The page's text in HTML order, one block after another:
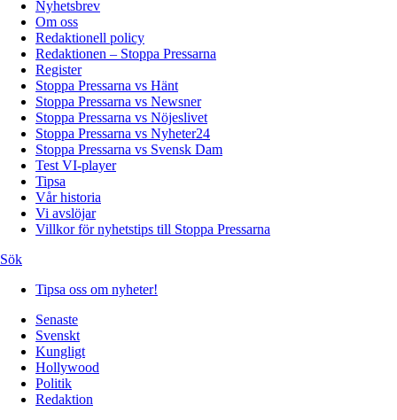
Nyhetsbrev
Om oss
Redaktionell policy
Redaktionen – Stoppa Pressarna
Register
Stoppa Pressarna vs Hänt
Stoppa Pressarna vs Newsner
Stoppa Pressarna vs Nöjeslivet
Stoppa Pressarna vs Nyheter24
Stoppa Pressarna vs Svensk Dam
Test VI-player
Tipsa
Vår historia
Vi avslöjar
Villkor för nyhetstips till Stoppa Pressarna
Sök
Tipsa oss om nyheter!
Senaste
Svenskt
Kungligt
Hollywood
Politik
Redaktion